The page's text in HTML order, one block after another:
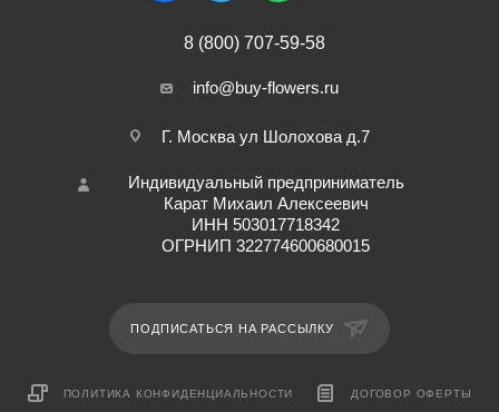
8 (800) 707-59-58
info@buy-flowers.ru
Г. Москва ул Шолохова д.7
Индивидуальный предприниматель
Карат Михаил Алексеевич
ИНН 503017718342
ОГРНИП 322774600680015
ПОДПИСАТЬСЯ НА РАССЫЛКУ
ПОЛИТИКА КОНФИДЕНЦИАЛЬНОСТИ ДОГОВОР ОФЕРТЫ